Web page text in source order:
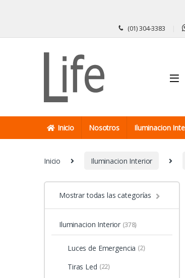
(01) 304-3383
Inicio Nosotros Iluminacion
Inicio Iluminacion Interior
Mostrar todas las categorías
Iluminacion Interior (378)
Luces de Emergencia (2)
Tiras Led (22)